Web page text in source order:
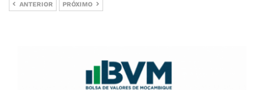
ANTERIOR PRÓXIMO